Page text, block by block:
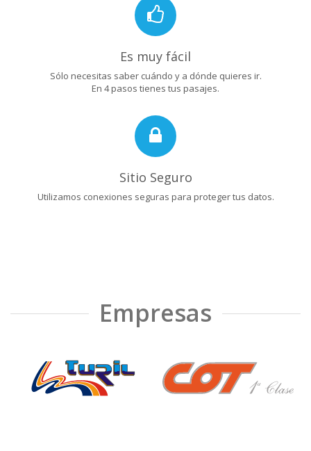
Es muy fácil
Sólo necesitas saber cuándo y a dónde quieres ir.
En 4 pasos tienes tus pasajes.
Sitio Seguro
Utilizamos conexiones seguras para proteger tus datos.
Empresas
❮ ❯